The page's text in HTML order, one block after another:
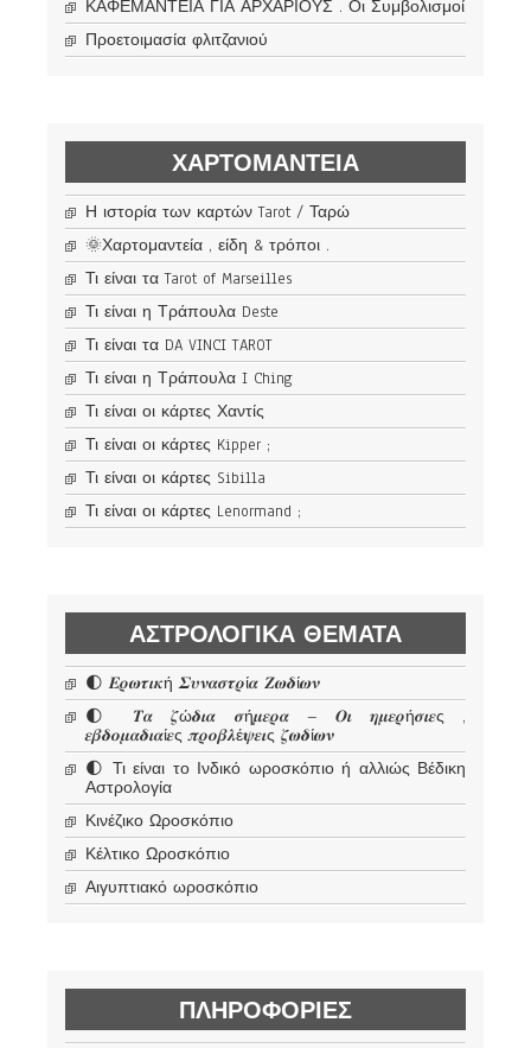
ΚΑΦΕΜΑΝΤΕΙΑ ΓΙΑ ΑΡΧΑΡΙΟΥΣ . Οι Συμβολισμοί
Προετοιμασία φλιτζανιού
ΧΑΡΤΟΜΑΝΤΕΊΑ
Η ιστορία των καρτών Tarot / Ταρώ
🌞Χαρτομαντεία , είδη & τρόποι .
Τι είναι τα Tarot of Marseilles
Τι είναι η Τράπουλα Deste
Τι είναι τα DA VINCI TAROT
Τι είναι η Τράπουλα I Ching
Τι είναι οι κάρτες Χαντίς
Τι είναι οι κάρτες Kipper ;
Τι είναι οι κάρτες Sibilla
Τι είναι οι κάρτες Lenormand ;
ΑΣΤΡΟΛΟΓΙΚΆ ΘΈΜΑΤΑ
🌓 𝜠𝝆𝝎𝝉𝜾𝜿ή 𝜮𝝊𝝂𝜶𝝈𝝉𝝆ί𝜶 𝜡𝝎𝜹ί𝝎𝝂
🌓 𝜯𝜶 𝜻ώ𝜹𝜾𝜶 𝝈ή𝝁𝜺𝝆𝜶 – 𝜪𝜾 𝜼𝝁𝜺𝝆ή𝝈𝜾𝜺ς ,
𝜺𝜷𝜹𝝄𝝁𝜶𝜹𝜾𝜶ί𝜺ς 𝝅𝝆𝝄𝜷𝝀έ𝝍𝜺𝜾ς 𝜻𝝎𝜹ί𝝎𝝂
🌓 Τι είναι το Ινδικό ωροσκόπιο ή αλλιώς Βέδικη
Αστρολογία
Κινέζικο Ωροσκόπιο
Κέλτικο Ωροσκόπιο
Αιγυπτιακό ωροσκόπιο
ΠΛΗΡΟΦΟΡΊΕΣ